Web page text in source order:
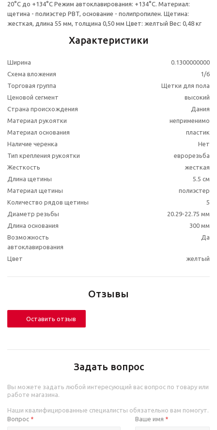
20°С до +134°С Режим автоклавирования: +134°С. Материал:
щетина - полиэстер РBT, основание - полипропилен. Щетина:
жесткая, длина 55 мм, толщина 0,50 мм Цвет: желтый Вес: 0,48 кг
Характеристики
Ширина
0.1300000000
Схема вложения
1/6
Торговая группа
Щетки для пола
Ценовой сегмент
высокий
Страна происхождения
Дания
Материал рукоятки
неприменимо
Материал основания
пластик
Наличие черенка
Нет
Тип крепления рукоятки
еврорезьба
Жесткость
жесткая
Длина щетины
5.5 см
Материал щетины
полиэстер
Количество рядов щетины
5
Диаметр резьбы
20.29-22.75 мм
Длина основания
300 мм
Возможность
автоклавирования
Да
Цвет желтый
Отзывы
Оставить отзыв
Задать вопрос
Вы можете задать любой интересующий вас вопрос по товару или
работе магазина.
Наши квалифицированные специалисты обязательно вам помогут.
Вопрос * Ваше имя *